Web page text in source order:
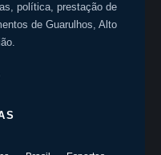
política, prestação de
de Guarulhos, Alto